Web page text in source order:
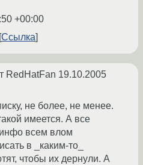
+00:00
Ссылка
RedHatFan 19.10.2005
не более, не менее.
имеется. А все
всем влом
в _каким-то_
чтобы их дернули. А